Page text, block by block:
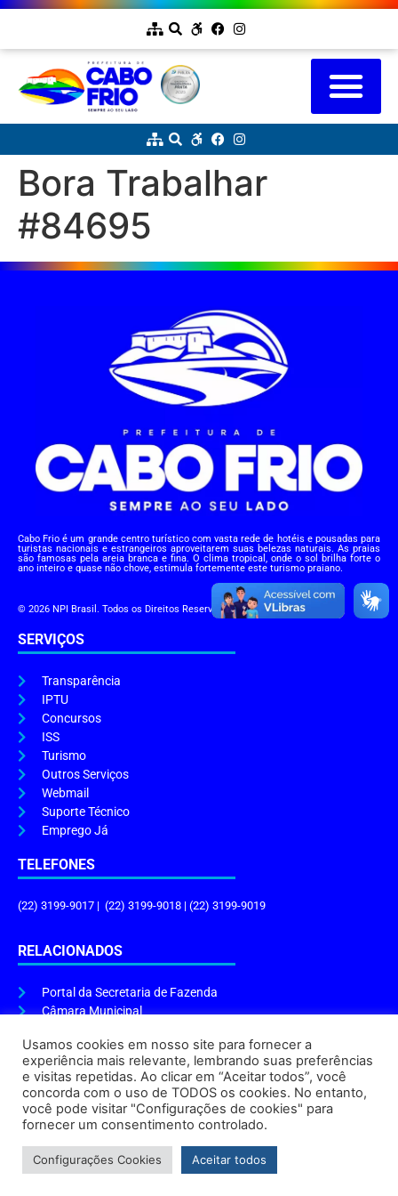
Bora Trabalhar
#84695
Cabo Frio é um grande centro turístico com vasta rede de hotéis e pousadas para
turistas nacionais e estrangeiros aproveitarem suas belezas naturais. As praias
são famosas pela areia branca e fina. O clima tropical, onde o sol brilha forte o
ano inteiro e quase não chove, estimula fortemente este turismo praiano.
© 2026 NPI Brasil. Todos os Direitos Reservados.
SERVIÇOS
Transparência
IPTU
Concursos
ISS
Turismo
Outros Serviços
Webmail
Suporte Técnico
Emprego Já
TELEFONES
(22) 3199-9017 | (22) 3199-9018 | (22) 3199-9019
RELACIONADOS
Portal da Secretaria de Fazenda
Câmara Municipal
ENDEREÇO E HORÁRIO
Endereço:Praça Tiradentes, s/n – Centro, Cabo Frio – RJ, 28906-290
Atendimento do Protocolo Geral da Prefeitura:9h às 16h
Horário de Funcionamento:8h às 17h
Usamos cookies em nosso site para fornecer a
experiência mais relevante, lembrando suas preferências
e visitas repetidas. Ao clicar em “Aceitar todos”, você
concorda com o uso de TODOS os cookies. No entanto,
você pode visitar "Configurações de cookies" para
fornecer um consentimento controlado.
Configurações Cookies Aceitar todos